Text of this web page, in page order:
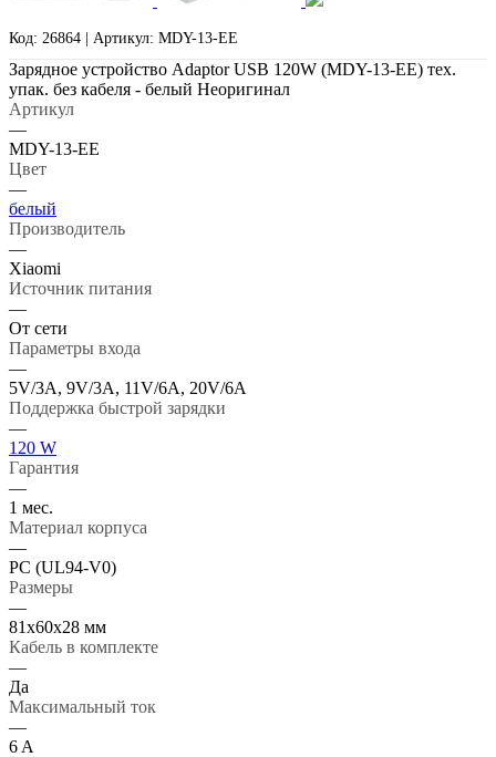
Код: 26864 | Артикул: MDY-13-EE
Зарядное устройство Adaptor USB 120W (MDY-13-EE) тех.
упак. без кабеля - белый Неоригинал
Артикул
—
MDY-13-EE
Цвет
—
белый
Производитель
—
Xiaomi
Источник питания
—
От сети
Параметры входа
—
5V/3А, 9V/3А, 11V/6А, 20V/6А
Поддержка быстрой зарядки
—
120 W
Гарантия
—
1 мес.
Материал корпуса
—
PC (UL94-V0)
Размеры
—
81х60х28 мм
Кабель в комплекте
—
Да
Максимальный ток
—
6 A